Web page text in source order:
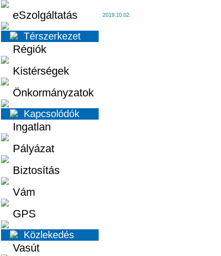
eSzolgáltatás
Térszerkezet
Régiók
Kistérségek
Önkormányzatok
Kapcsolódók
Ingatlan
Pályázat
Biztosítás
Vám
GPS
Közlekedés
Vasút
2019.10.02.